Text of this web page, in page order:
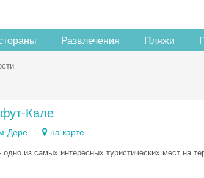
Развлечения Пляжи
Кале
Дере на карте
из самых интересных туристических мест на